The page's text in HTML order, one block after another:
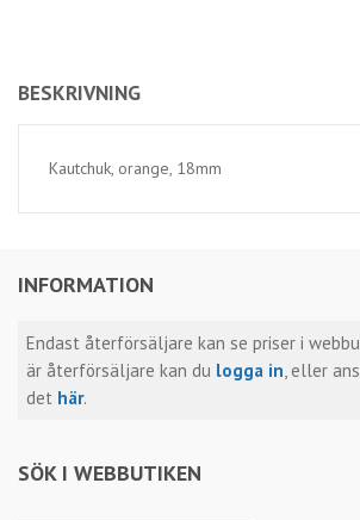
INFORMATION
Endast återförsäljare kan se priser i
är återförsäljare kan du logga in, eller
det här.
SÖK I WEBBUTIKEN
BESKRIVNING
Kautchuk, orange, 18mm